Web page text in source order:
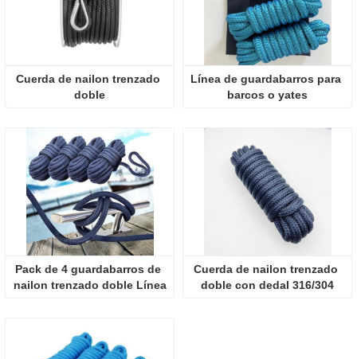
Cuerda de nailon trenzado
doble
Línea de guardabarros para
barcos o yates
Pack de 4 guardabarros de
nailon trenzado doble Línea
Cuerda de nailon trenzado
doble con dedal 316/304